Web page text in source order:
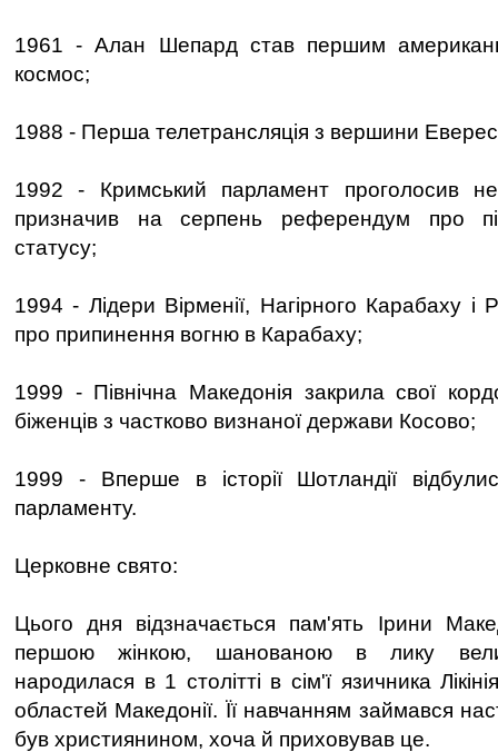
1961 - Алан Шепард став першим
космос;
1988 - Перша телетрансляція з вершини
1992 - Кримський парламент проголосив
призначив на серпень референдум про
статусу;
1994 - Лідери Вірменії, Нагірного Карабаху і
про припинення вогню в Карабаху;
1999 - Північна Македонія закрила свої
біженців з частково визнаної держави Косово;
1999 - Вперше в історії Шотландії
парламенту.
Церковне свято:
Цього дня відзначається пам'ять Ірини
першою жінкою, шанованою в лику
народилася в 1 столітті в сім'ї язичника
областей Македонії. Її навчанням займався
був християнином, хоча й приховував це.